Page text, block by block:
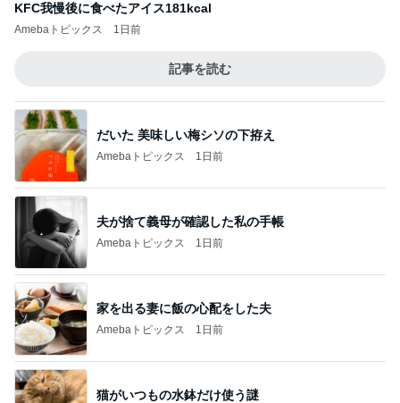
KFC我慢後に食べたアイス181kcal
Amebaトピックス 1日前
記事を読む
だいた 美味しい梅シソの下拵え
Amebaトピックス 1日前
夫が捨て義母が確認した私の手帳
Amebaトピックス 1日前
家を出る妻に飯の心配をした夫
Amebaトピックス 1日前
猫がいつもの水鉢だけ使う謎